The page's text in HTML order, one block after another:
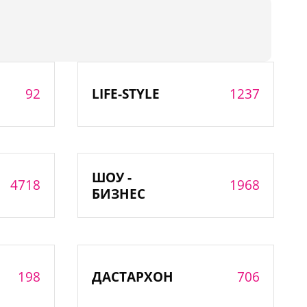
92 LIFE-STYLE 1237
4718
ШОУ -
БИЗНЕС
1968
198 ДАСТАРХОН 706